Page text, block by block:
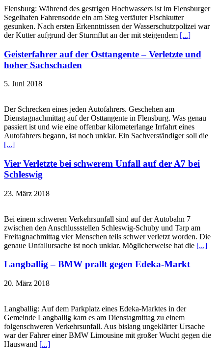
Flensburg: Während des gestrigen Hochwassers ist im Flensburger
Segelhafen Fahrensodde ein am Steg vertäuter Fischkutter
gesunken. Nach ersten Erkenntnissen der Wasserschutzpolizei war
der Kutter aufgrund der Sturmflut an der mit steigendem [...]
Geisterfahrer auf der Osttangente – Verletzte und
hoher Sachschaden
5. Juni 2018
Der Schrecken eines jeden Autofahrers. Geschehen am
Dienstagnachmittag auf der Osttangente in Flensburg. Was genau
passiert ist und wie eine offenbar kilometerlange Irrfahrt eines
Autofahrers begann, ist noch unklar. Ein Sachverständiger soll die
[...]
Vier Verletzte bei schwerem Unfall auf der A7 bei
Schleswig
23. März 2018
Bei einem schweren Verkehrsunfall sind auf der Autobahn 7
zwischen den Anschlussstellen Schleswig-Schuby und Tarp am
Freitagnachmittag vier Menschen teils schwer verletzt worden. Die
genaue Unfallursache ist noch unklar. Möglicherweise hat die [...]
Langballig – BMW prallt gegen Edeka-Markt
20. März 2018
Langballig: Auf dem Parkplatz eines Edeka-Marktes in der
Gemeinde Langballig kam es am Dienstagmittag zu einem
folgenschweren Verkehrsunfall. Aus bislang ungeklärter Ursache
war der Fahrer einer BMW Limousine mit großer Wucht gegen die
Hauswand [...]